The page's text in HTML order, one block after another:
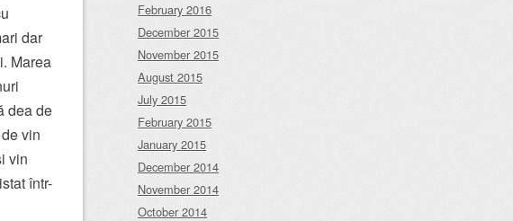
dar
Marea
dea de
vin
vin
într-
February 2016
December 2015
November 2015
August 2015
July 2015
February 2015
January 2015
December 2014
November 2014
October 2014